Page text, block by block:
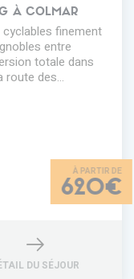
À COLMAR
finement
entre
totale dans
route des…
620€
DU SÉJOUR